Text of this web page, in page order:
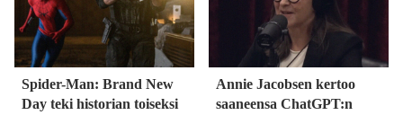
Spider-Man: Brand New
Day teki historian toiseksi
Annie Jacobsen kertoo
saaneensa ChatGPT:n